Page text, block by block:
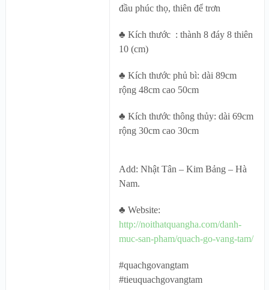
đầu phúc thọ, thiên để trơn
♣ Kích thước : thành 8 đáy 8 thiên
10 (cm)
♣ Kích thước phủ bì: dài 89cm
rộng 48cm cao 50cm
♣ Kích thước thông thủy: dài 69cm
rộng 30cm cao 30cm
Add: Nhật Tân – Kim Bảng – Hà
Nam.
♣ Website:
http://noithatquangha.com/danh-
muc-san-pham/quach-go-vang-tam/
#quachgovangtam
#tieuquachgovangtam